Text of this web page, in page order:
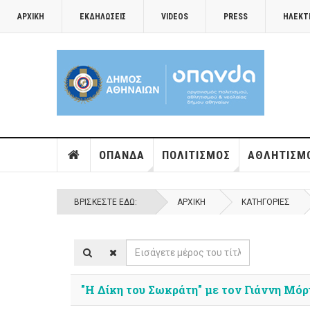
ΑΡΧΙΚΉ ΕΚΔΗΛΏΣΕΙΣ VIDEOS PRESS
ΟΠΑΝΔΑ ΠΟΛΙΤΙΣΜΌΣ
ΒΡΊΣΚΕΣΤΕ ΕΔΏ: ΑΡΧΙΚΉ ΚΑΤΗΓΟΡΊΕΣ
Εισάγετε
μέρος
τίτλου.
"Η Δίκη του Σωκράτη" με τον Γιάννη